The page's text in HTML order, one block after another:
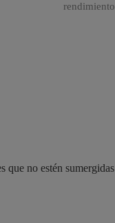
rendimiento
que no estén sumergidas